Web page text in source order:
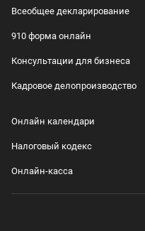
Всеобщее декларирование
910 форма онлайн
Консультации для бизнеса
Кадровое делопроизводство
Онлайн календари
Налоговый кодекс
Онлайн-касса